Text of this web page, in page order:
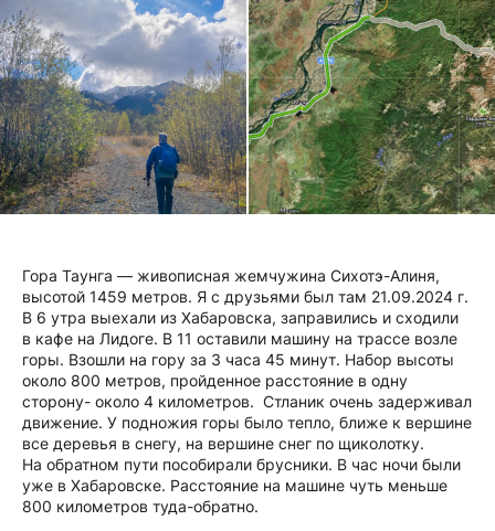
Гора Таунга — живописная жемчужина Сихотэ-Алиня,
высотой 1459 метров. Я с друзьями был там 21.09.2024 г.
В 6 утра выехали из Хабаровска, заправились и сходили
в кафе на Лидоге. В 11 оставили машину на трассе возле
горы. Взошли на гору за 3 часа 45 минут. Набор высоты
около 800 метров, пройденное расстояние в одну
сторону- около 4 километров. Стланик очень задерживал
движение. У подножия горы было тепло, ближе к вершине
все деревья в снегу, на вершине снег по щиколотку.
На обратном пути пособирали брусники. В час ночи были
уже в Хабаровске. Расстояние на машине чуть меньше
800 километров туда-обратно.